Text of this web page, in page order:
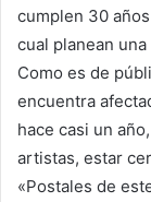
cumplen 30
cual planean
Como es de
encuentra
hace casi un
artistas, estar
«Postales de